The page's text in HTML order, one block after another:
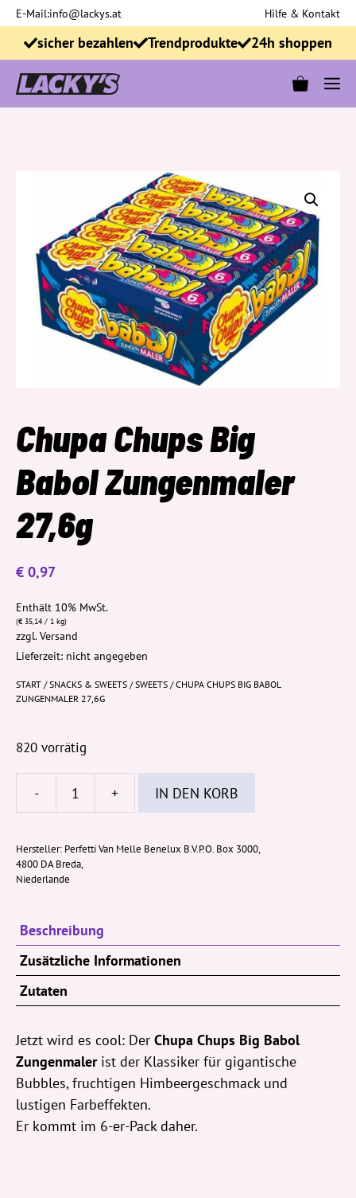
Zum
Inhalt
springen
E-Mail:info@lackys.at Hilfe & Kontakt
sicher bezahlen Trendprodukte 24h shoppen
Chupa Chups Big
Babol Zungenmaler
27,6g
€ 0,97
Enthält 10% MwSt.
(€35,14/ 1 kg)
zzgl.Versand
Lieferzeit: nicht angegeben
START /SNACKS & SWEETS /SWEETS / CHUPA CHUPS BIG BABOL
ZUNGENMALER 27,6G
820 vorrätig
-
Chupa
Big
+ IN DEN KORB
Hersteller: Perfetti Van Melle Benelux B.V.P.O. Box 3000,
4800 DA Breda,
Niederlande
Beschreibung
Zusätzliche Informationen
Zutaten
Jetzt wird es cool: Der Chupa Chups Big Babol
Zungenmalerist der Klassiker für gigantische
Bubbles, fruchtigen Himbeergeschmack und
lustigen Farbeffekten.
Er kommt im 6-er-Pack daher.